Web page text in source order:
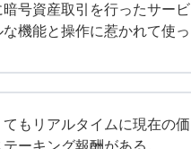
号資産取引を行ったサービ
機能と操作に惹かれて使っ
てもリアルタイムに現在の価
ーキング報酬がある。